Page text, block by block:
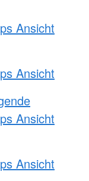
Ansicht
Ansicht
Ansicht
Ansicht